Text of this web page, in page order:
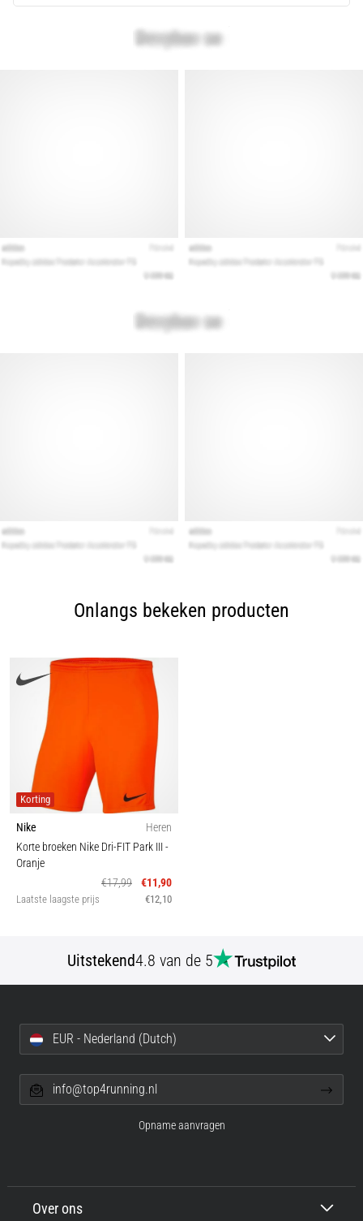
Onlangs bekeken producten
Korting
Nike
Heren
Korte broeken Nike Dri-FIT Park III-
Oranje
€17,99
€11,90
Laatste laagste prijs €12,10
Uitstekend4.8 van de 5
Over ons
EUR - Nederland (Dutch)
info@top4running.nl
Opname aanvragen